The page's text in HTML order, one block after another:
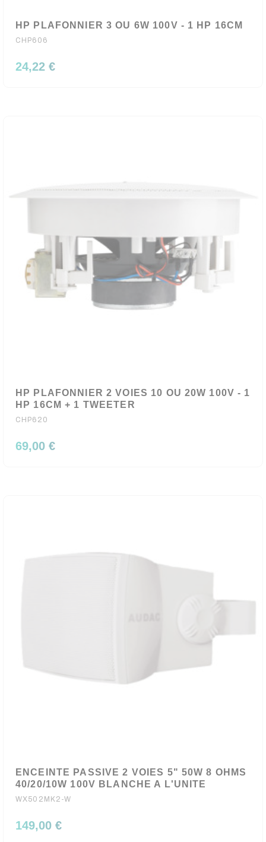
HP PLAFONNIER 3 OU 6W 100V - 1 HP 16CM
CHP606
24,22 €
HP PLAFONNIER 2 VOIES 10 OU 20W 100V - 1
HP 16CM + 1 TWEETER
CHP620
69,00 €
ENCEINTE PASSIVE 2 VOIES 5" 50W 8 OHMS
40/20/10W 100V BLANCHE A L'UNITE
WX502MK2-W
149,00 €